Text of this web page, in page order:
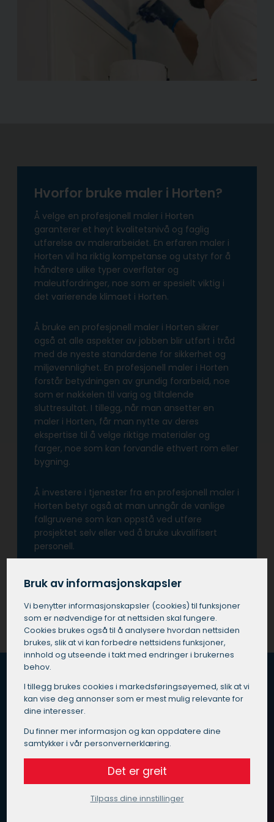
Hvorfor bruke maler i Horten?
Å velge en profesjonell maler i Horten
garanterer et høyt kvalitetsnivå og faglig
utførelse av malerarbeidet. En erfaren maler i
Horten vil ha riktig kompetanse og utstyr for å
håndtere ulike typer overflater og
maleutfordringer, noe som er spesielt viktig i
det varierende klimaet i Horten.
Å bruke en profesjonell maler i Horten sikrer
også at alle aspekter av jobben blir utført i tråd
med de nyeste standardene for sikkerhet og
miljøvennlighet. En profesjonell maler i Horten
forstår betydningen av grundig forarbeid, noe
som er nøkkelen til varig og tiltalende
sluttresultat. I tillegg, når man ansetter en
maler i Horten, får man nytte av deres
ekspertise til å velge riktige materialer og
farger, noe som kan forvandle ethvert rom eller
bygning.
Å investere i tjenester fra en profesjonell maler i
Horten betyr også at man unngår de vanlige
fallgruvene som kan oppstå ved utføre
prosjektet selv eller ved å bruke ukvalifisert
personell.
Få et tilbud på maler i Horten
Hvordan fungerer Maleoppdrag.no?
Vi vet at du er opptatt av god kvalitet, pris og service
når du skal velge maler i Horten.
Vi har gjort det enkelt for deg – send inn en
henvendelse med beskrivelse av ditt oppdrag til oss, så
finner vi en kvalitetssikret maler i Horten som passer for
Bruk av informasjonskapsler
Vi benytter informasjons­kapsler (cookies) til funksjoner
som er nødvendige for at nettsiden skal fungere.
Cookies brukes også til å analysere hvordan nettsiden
brukes, slik at vi kan forbedre nettsidens funksjoner,
innhold og utseende i takt med endringer i brukernes
behov.
I tillegg brukes cookies i markedsførings­øyemed, slik at vi
kan vise deg annonser som er mest mulig relevante for
dine interesser.
Du finner mer informasjon og kan oppdatere dine
samtykker i vår personvernerklæring.
Det er greit
Tilpass dine innstillinger